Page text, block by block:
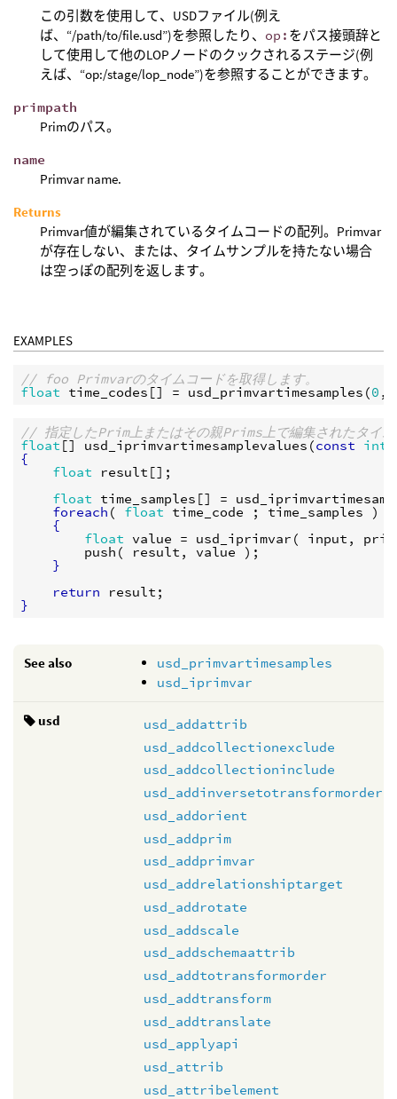
この引数を使用して、USDファイル(例え
ば、“/path/to/file.usd”)を参照したり、 op: をパス接頭辞と
して使用して他のLOPノードのクックされるステージ(例
えば、“op:/stage/lop_node”)を参照することができます。
primpath
Primのパス。
name
Primvar name.
Returns
Primvar値が編集されているタイムコードの配列。Primvar
が存在しない、または、タイムサンプルを持たない場合
は空っぽの配列を返します。
EXAMPLES
// foo Primvarのタイムコードを取得します。
float time_codes [] = usd_primvartimesamples (0 ,
// 指定したPrim上またはその親Prims上で編集されたタイ
float [] usd_iprimvartimesamplevalues (const int
{
float result [];
float time_samples [] =
foreach ( float time_code ; time_samples )
{
float value = usd_iprimvar ( input ,
push ( result , value );
}
return
result
}
See also
usd_primvartimesamples
usd_iprimvar
usd
usd_addattrib
usd_addcollectionexclude
usd_addcollectioninclude
usd_addinversetotransformorder
usd_addorient
usd_addprim
usd_addprimvar
usd_addrelationshiptarget
usd_addrotate
usd_addscale
usd_addschemaattrib
usd_addtotransformorder
usd_addtransform
usd_addtranslate
usd_applyapi
usd_attrib
usd_attribelement